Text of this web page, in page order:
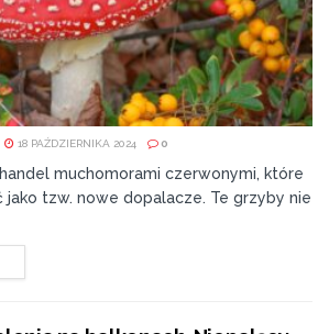
18 PAŹDZIERNIKA 2024 0
muchomorami czerwonymi, które
jako tzw. nowe dopalacze. Te grzyby nie